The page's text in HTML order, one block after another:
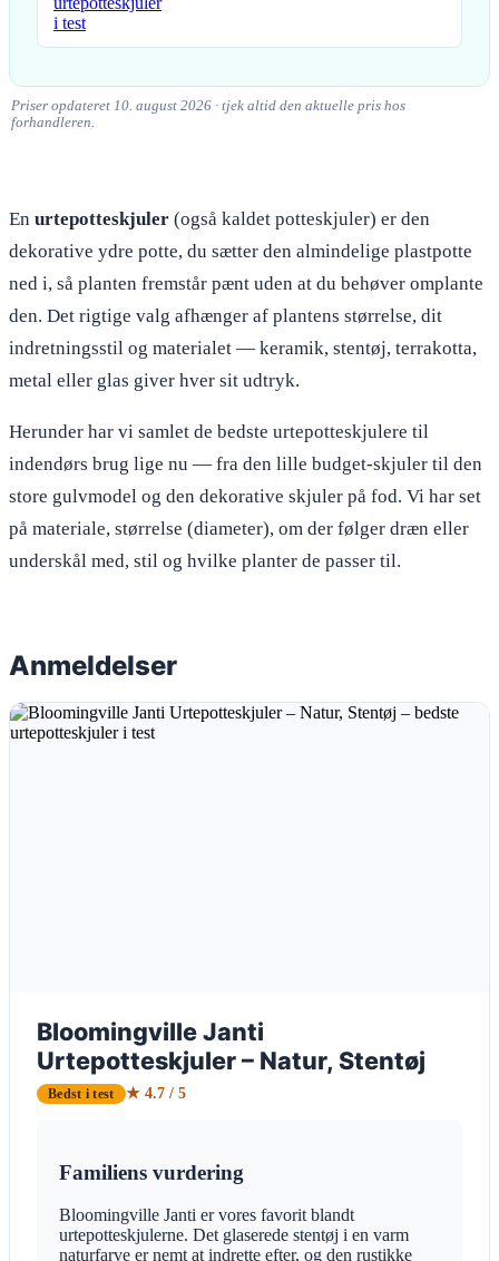
Priser opdateret 10. august 2026 · tjek altid den aktuelle pris hos
forhandleren.
En urtepotteskjuler (også kaldet potteskjuler) er den
dekorative ydre potte, du sætter den almindelige plastpotte
ned i, så planten fremstår pænt uden at du behøver omplante
den. Det rigtige valg afhænger af plantens størrelse, dit
indretningsstil og materialet — keramik, stentøj, terrakotta,
metal eller glas giver hver sit udtryk.
Herunder har vi samlet de bedste urtepotteskjulere til
indendørs brug lige nu — fra den lille budget-skjuler til den
store gulvmodel og den dekorative skjuler på fod. Vi har set
på materiale, størrelse (diameter), om der følger dræn eller
underskål med, stil og hvilke planter de passer til.
Anmeldelser
Bloomingville Janti
Urtepotteskjuler – Natur, Stentøj
Bedst i test ★ 4.7 / 5
Familiens vurdering
Bloomingville Janti er vores favorit blandt
urtepotteskjulerne. Det glaserede stentøj i en varm
naturfarve er nemt at indrette efter, og den rustikke